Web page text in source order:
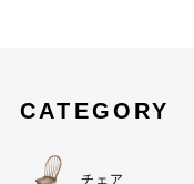
CATEGORY
チェア